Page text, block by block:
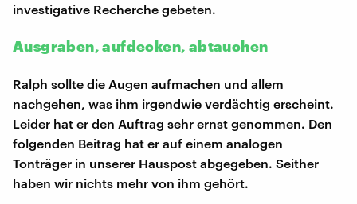
investigative Recherche gebeten.
Ausgraben, aufdecken, abtauchen
Ralph sollte die Augen aufmachen und allem
nachgehen, was ihm irgendwie verdächtig erscheint.
Leider hat er den Auftrag sehr ernst genommen. Den
folgenden Beitrag hat er auf einem analogen
Tonträger in unserer Hauspost abgegeben. Seither
haben wir nichts mehr von ihm gehört.